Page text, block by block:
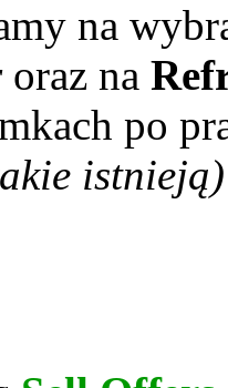
na
oraz na
po
istnieją)